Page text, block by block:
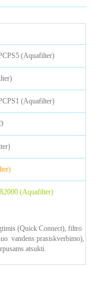
(Aquafilter)
(Aquafilter)
(Aquafilter)
(Quick Connect), filtro
vandens prasiskverbimo),
atsukti.